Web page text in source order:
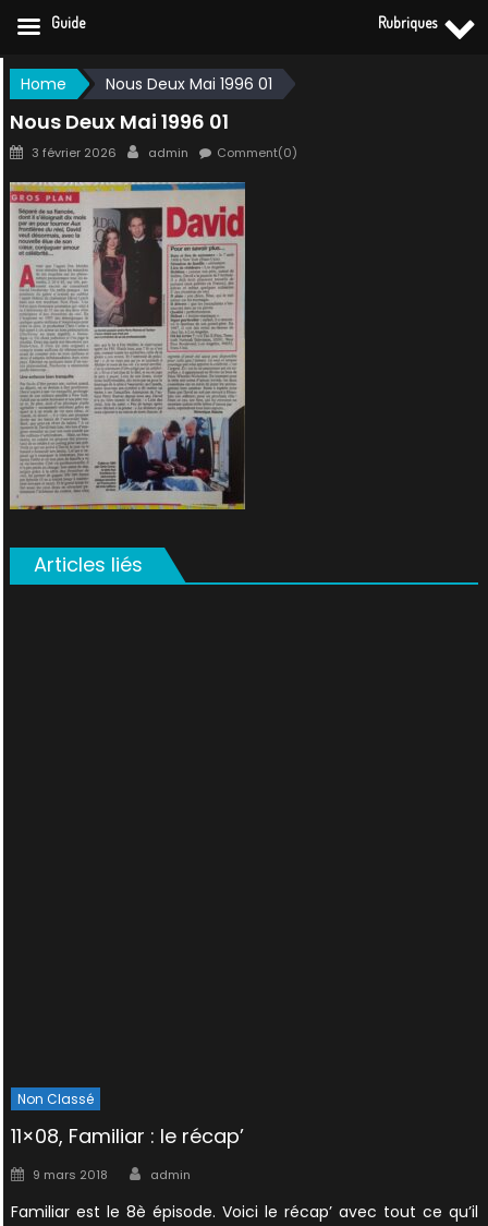
Skip
to
content
Home Nous Deux Mai 1996 01
Nous Deux Mai 1996 01
Posted
3 février 2026 Author
admin Comment(0)
Articles liés
Non Classé
11×08, Familiar : le récap’
Posted
9 mars 2018 Author
admin
Familiar est le 8è épisode. Voici le récap’ avec tout ce qu’il
Guide Rubriques